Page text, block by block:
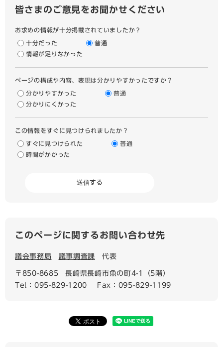
皆さまのご意見をお聞かせください
お求めの情報が十分掲載されていましたか？
十分だった
普通
情報が足りなかった
ページの構成や内容、表現は分かりやすかったですか？
分かりやすかった
普通
分かりにくかった
この情報をすぐに見つけられましたか？
すぐに見つけられた
普通
時間がかかった
このページに関するお問い合わせ先
議会事務局 議事調査課 代表
〒850-8685
長崎県長崎市魚の町4-1（5階）
Tel：095-829-1200
Fax：095-829-1199